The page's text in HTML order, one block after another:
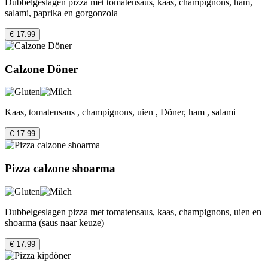
salami, paprika en gorgonzola
€ 17.99
Calzone Döner
Kaas, tomatensaus , champignons, uien , Döner, ham , salami
€ 17.99
Pizza calzone shoarma
Dubbelgeslagen pizza met tomatensaus, kaas, champignons, uien en
shoarma (saus naar keuze)
€ 17.99